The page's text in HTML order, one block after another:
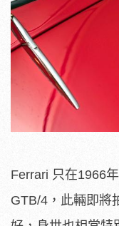
Ferrari 只在1966
GTB/4，此輛即將